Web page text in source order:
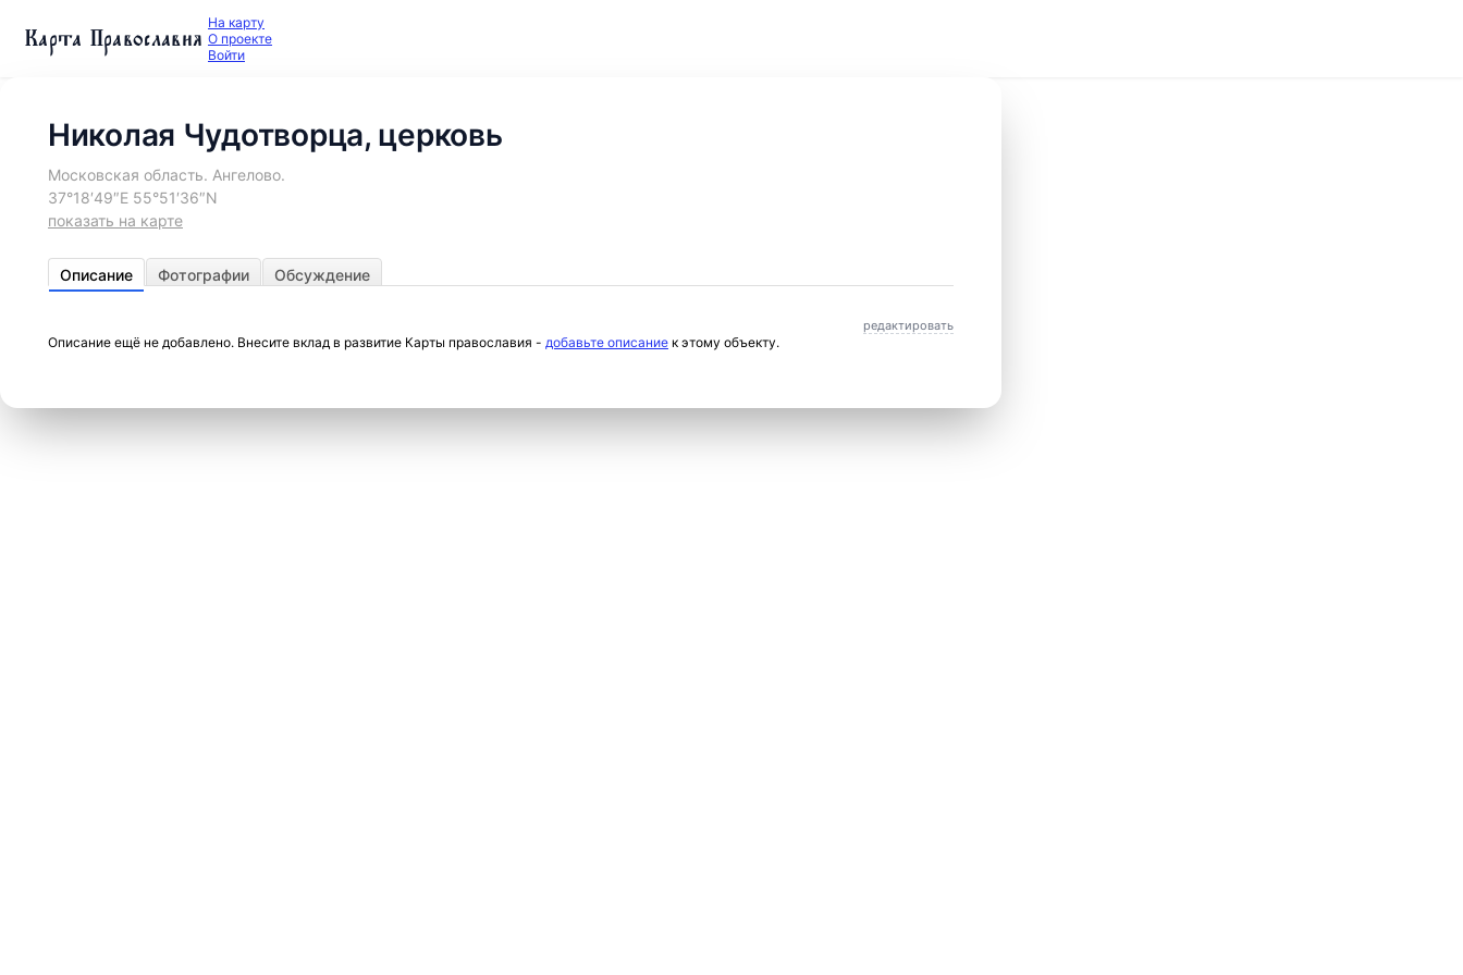
Карта Православия На карту
О проекте
Войти
Николая Чудотворца, церковь
Московская область. Ангелово.
37°18′49″E 55°51′36″N
показать на карте
Описание Фотографии Обсуждение
редактировать
Описание ещё не добавлено. Внесите вклад в развитие Карты православия - добавьте описание к этому объекту.